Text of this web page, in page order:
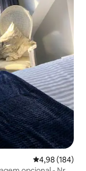
4,98 de uma
4,98 (184)